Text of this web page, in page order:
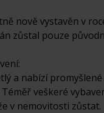
nově vystavěn v
zůstal pouze
a nabízí
veškeré
v nemovitosti zůstat.